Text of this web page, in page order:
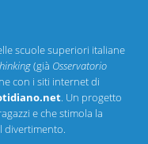
scuole superiori italiane
(già Osservatorio
con i siti internet di
. Un progetto
e che stimola la
divertimento.